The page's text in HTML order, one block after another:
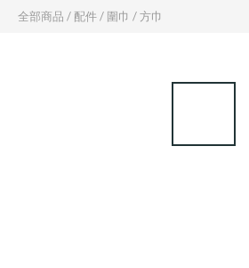
全部商品 / 配件/ 圍巾 / 方巾